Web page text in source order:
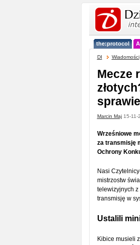
the:protocol
DI Wiadomości
Mecze
Marcin Maj15-11-
Wrześniowe
za transmisję
Ochrony
Nasi
mistrzostw
telewizyjnych z
transmisję w
Ustalili
Kibice musieli